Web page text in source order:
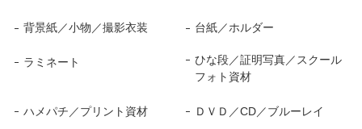
背景紙／小物／撮影衣装 台紙／ホルダー
ラミネート
ひな段／証明写真／スクール
フォト資材
ハメパチ／プリント資材 ＤＶＤ／CD／ブルーレイ